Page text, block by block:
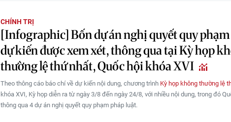
CHÍNH TRỊ
[Infographic] Bốn dự án nghị quyết quy
dự kiến được xem xét, thông qua tại Kỳ họp
thường lệ thứ nhất, Quốc hội khóa XVI
Theo thông cáo báo chí về dự kiến nội dung, chương trình Kỳ họp không thường lệ
khóa XVI, Kỳ họp diễn ra từ ngày 3/8 đến ngày 24/8, với nhiều nội dung, trong đó
thông qua 4 dự án nghị quyết quy phạm pháp luật.